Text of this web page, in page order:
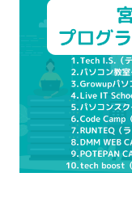
プログラムス
学習
学び
受講
卒業
るか
料金